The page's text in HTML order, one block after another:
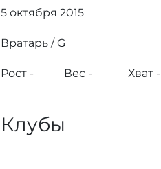
5 октября 2015
Вратарь / G
Рост - Вес - Хват -
Клубы